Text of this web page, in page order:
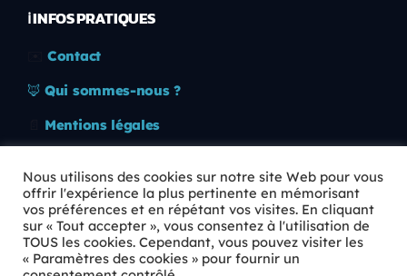
ℹ️ INFOS PRATIQUES
Contact
🦊 Qui sommes-nous ?
Mentions légales
🛡️ RGPD
Copyright © 2026 Animkids. Tous droits réservés.
Nous utilisons des cookies sur notre site Web pour vous
offrir l'expérience la plus pertinente en mémorisant
vos préférences et en répétant vos visites. En cliquant
sur « Tout accepter », vous consentez à l'utilisation de
TOUS les cookies. Cependant, vous pouvez visiter les
« Paramètres des cookies » pour fournir un